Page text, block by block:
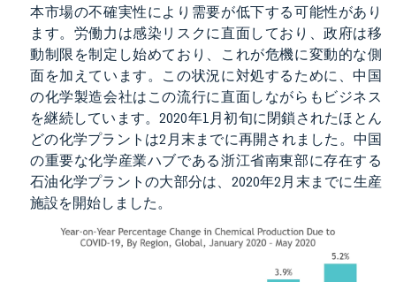
本市場の不確実性により需要が低下する可能性があり
ます。労働力は感染リスクに直面しており、政府は移
動制限を制定し始めており、これが危機に変動的な側
面を加えています。この状況に対処するために、中国
の化学製造会社はこの流行に直面しながらもビジネス
を継続しています。2020年1月初旬に閉鎖されたほとん
どの化学プラントは2月末までに再開されました。中国
の重要な化学産業ハブである浙江省南東部に存在する
石油化学プラントの大部分は、2020年2月末までに生産
施設を開始しました。